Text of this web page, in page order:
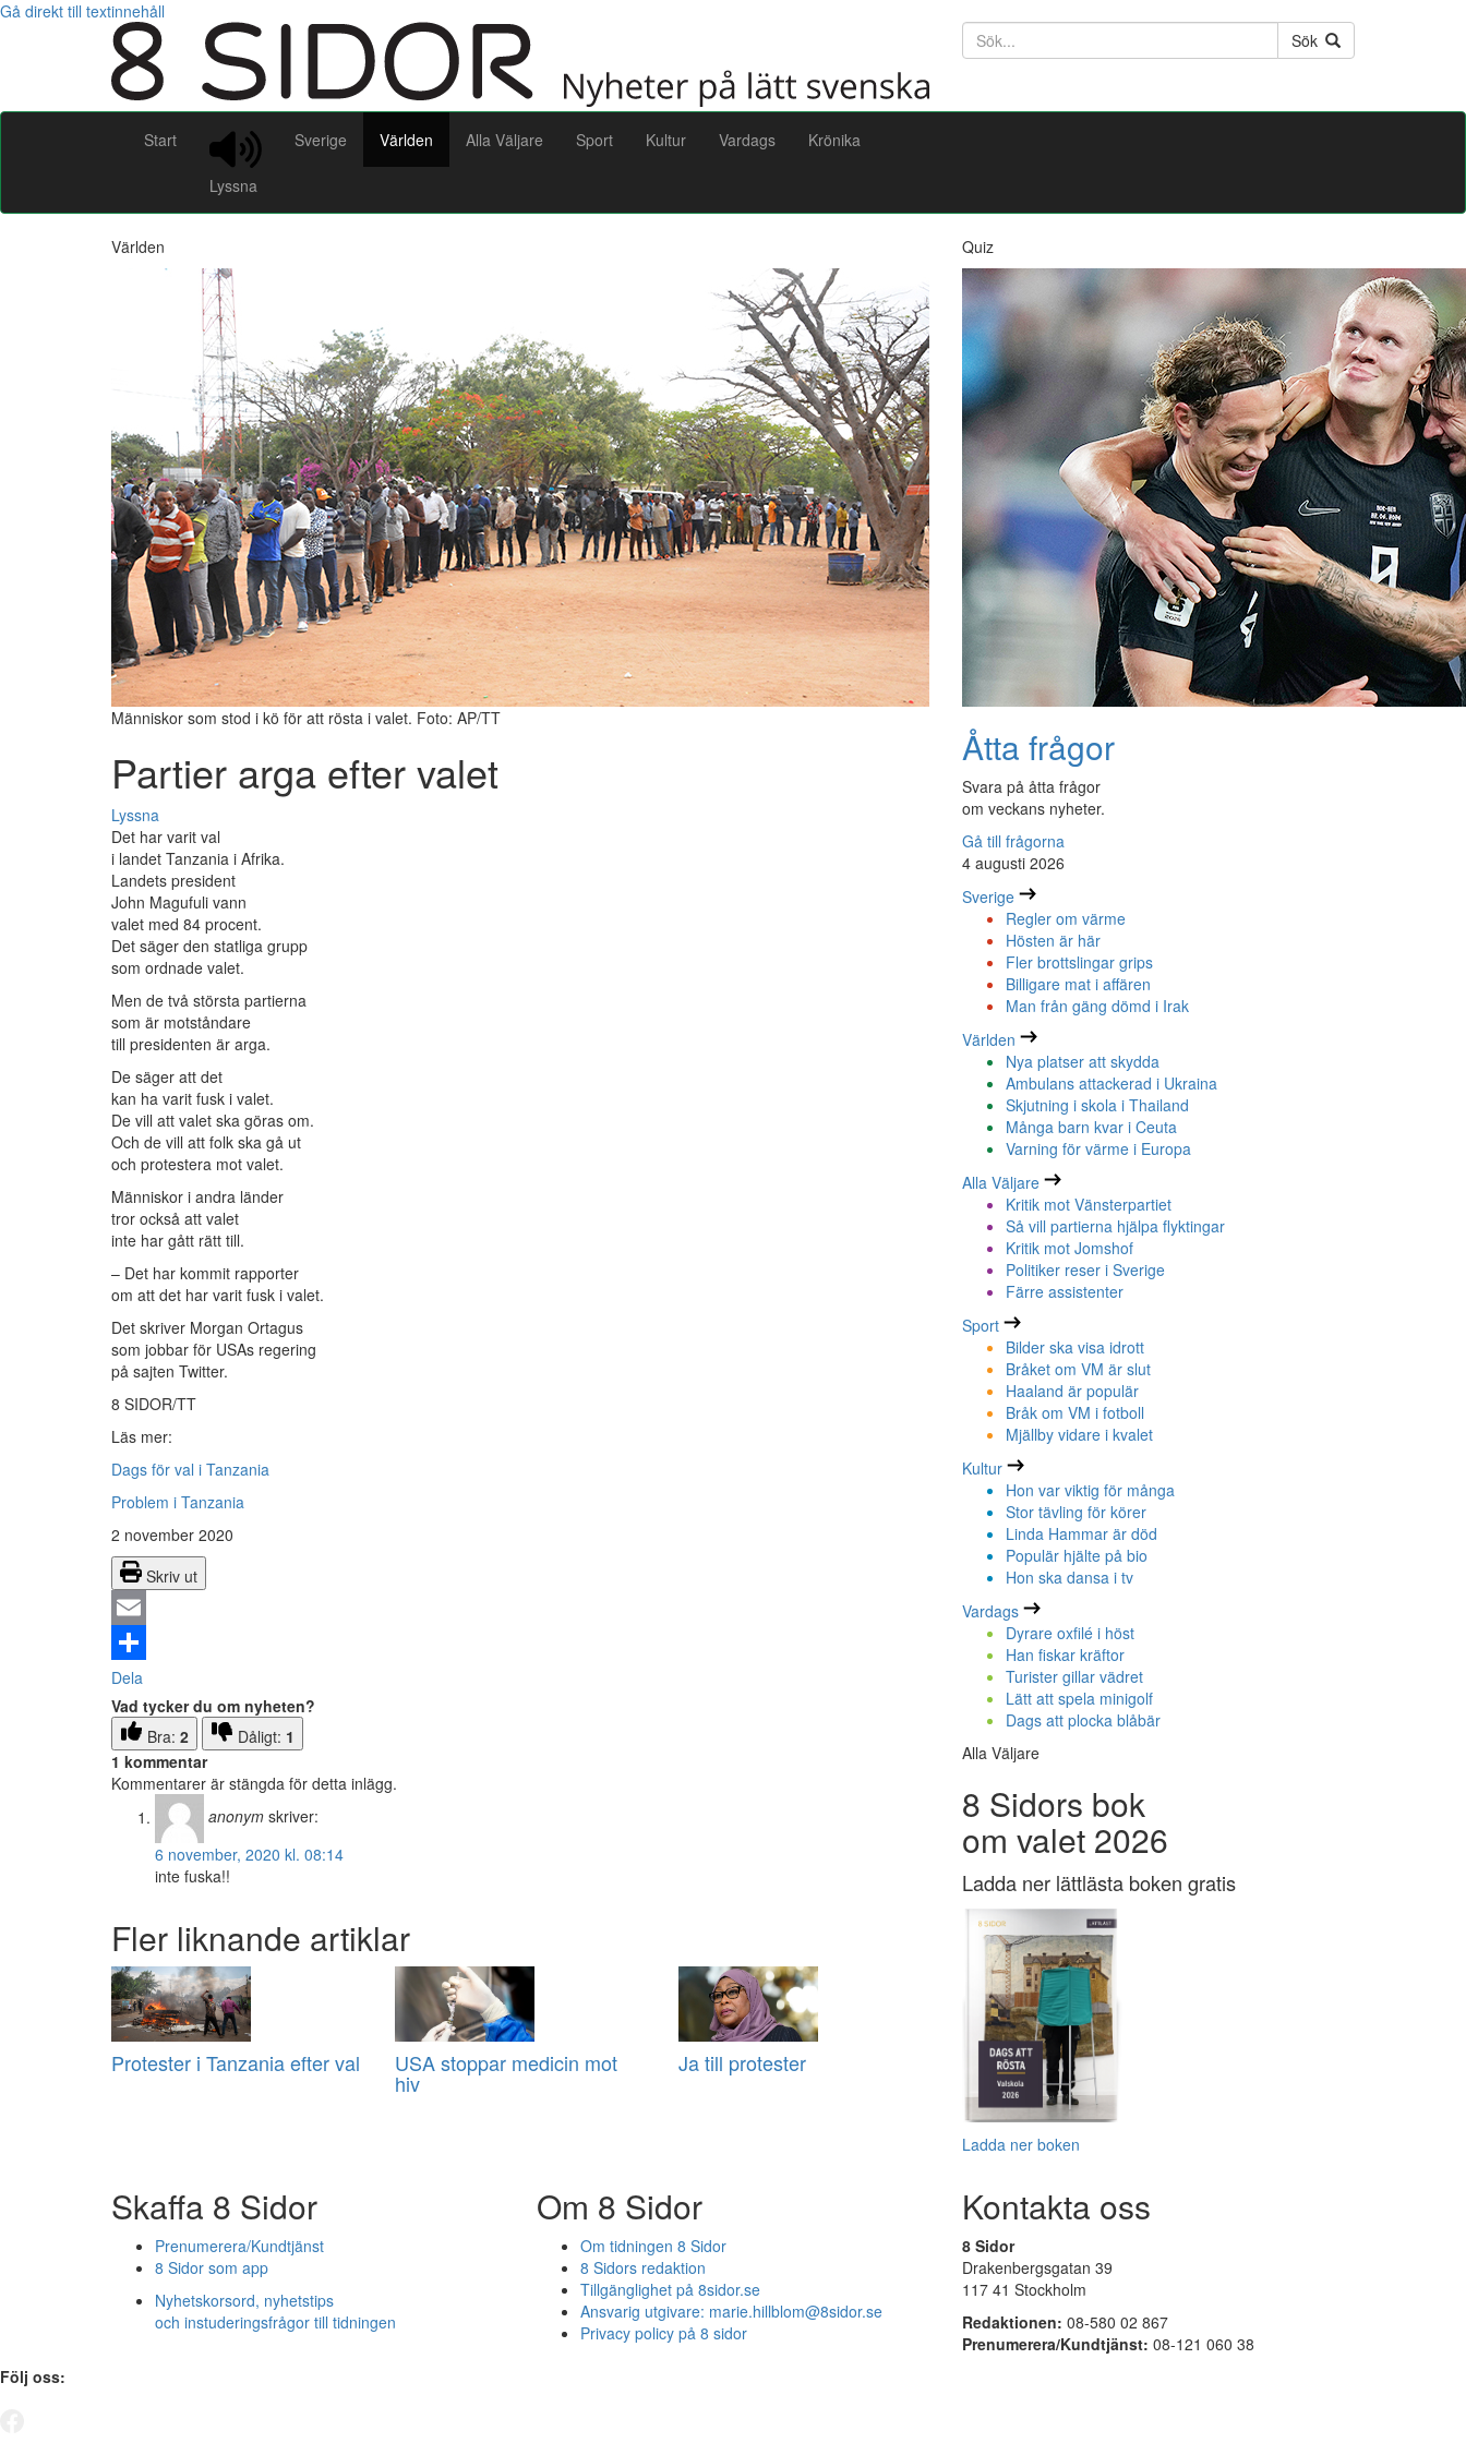
Gå direkt till textinnehåll
Söktext
Sök
Start
Lyssna
Sverige Världen Alla Väljare Sport Kultur Vardags Krönika
Världen
Människor som stod i kö för att rösta i valet. Foto: AP/TT
Partier arga efter valet
Lyssna
Det har varit val
i landet Tanzania i Afrika.
Landets president
John Magufuli vann
valet med 84 procent.
Det säger den statliga grupp
som ordnade valet.
Men de två största partierna
som är motståndare
till presidenten är arga.
De säger att det
kan ha varit fusk i valet.
De vill att valet ska göras om.
Och de vill att folk ska gå ut
och protestera mot valet.
Människor i andra länder
tror också att valet
inte har gått rätt till.
– Det har kommit rapporter
om att det har varit fusk i valet.
Det skriver Morgan Ortagus
som jobbar för USAs regering
på sajten Twitter.
8 SIDOR/TT
Läs mer:
Dags för val i Tanzania
Problem i Tanzania
2 november 2020
Skriv ut
Email
Dela
Vad tycker du om nyheten?
Bra: 2 Dåligt: 1
1 kommentar
Kommentarer är stängda för detta inlägg.
anonym skriver:
6 november, 2020 kl. 08:14
inte fuska!!
Fler liknande artiklar
Protester i Tanzania efter val USA stoppar medicin mot
hiv
Ja till protester
Quiz
Åtta frågor
Svara på åtta frågor
om veckans nyheter.
Gå till frågorna
4 augusti 2026
Sverige
Regler om värme
Hösten är här
Fler brottslingar grips
Billigare mat i affären
Man från gäng dömd i Irak
Världen
Nya platser att skydda
Ambulans attackerad i Ukraina
Skjutning i skola i Thailand
Många barn kvar i Ceuta
Varning för värme i Europa
Alla Väljare
Kritik mot Vänsterpartiet
Så vill partierna hjälpa flyktingar
Kritik mot Jomshof
Politiker reser i Sverige
Färre assistenter
Sport
Bilder ska visa idrott
Bråket om VM är slut
Haaland är populär
Bråk om VM i fotboll
Mjällby vidare i kvalet
Kultur
Hon var viktig för många
Stor tävling för körer
Linda Hammar är död
Populär hjälte på bio
Hon ska dansa i tv
Vardags
Dyrare oxfilé i höst
Han fiskar kräftor
Turister gillar vädret
Lätt att spela minigolf
Dags att plocka blåbär
Alla Väljare
8 Sidors bok
om valet 2026
Ladda ner lättlästa boken gratis
Ladda ner boken
Skaffa 8 Sidor
Prenumerera/Kundtjänst
8 Sidor som app
Nyhetskorsord, nyhetstips
och instuderingsfrågor till tidningen
Om 8 Sidor
Om tidningen 8 Sidor
8 Sidors redaktion
Tillgänglighet på 8sidor.se
Ansvarig utgivare: marie.hillblom@8sidor.se
Privacy policy på 8 sidor
Kontakta oss
8 Sidor
Drakenbergsgatan 39
117 41 Stockholm
Redaktionen: 08-580 02 867
Prenumerera/Kundtjänst: 08-121 060 38
Följ oss: